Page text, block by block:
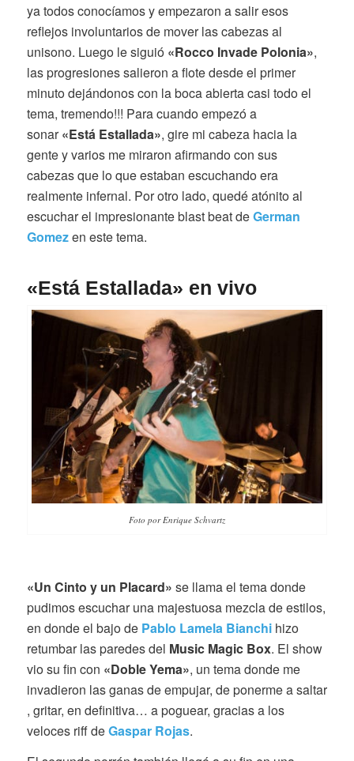
ya todos conocíamos y empezaron a salir esos
reflejos involuntarios de mover las cabezas al
unisono. Luego le siguió «Rocco Invade Polonia»,
las progresiones salieron a flote desde el primer
minuto dejándonos con la boca abierta casi todo el
tema, tremendo!!! Para cuando empezó a
sonar«Está Estallada», gire mi cabeza hacia la
gente y varios me miraron afirmando con sus
cabezas que lo que estaban escuchando era
realmente infernal. Por otro lado, quedé atónito al
escuchar el impresionante blast beat deGerman
Gomezen este tema.
«Está Estallada» en vivo
Foto por Enrique Schvartz
«Un Cinto y un Placard» se llama el tema donde
pudimos escuchar una majestuosa mezcla de estilos,
en donde el bajo de Pablo Lamela Bianchi hizo
retumbar las paredes del Music Magic Box. El show
vio su fin con «Doble Yema», un tema donde me
invadieron las ganas de empujar, de ponerme a saltar
, gritar, en definitiva… a poguear, gracias a los
veloces riff deGaspar Rojas.